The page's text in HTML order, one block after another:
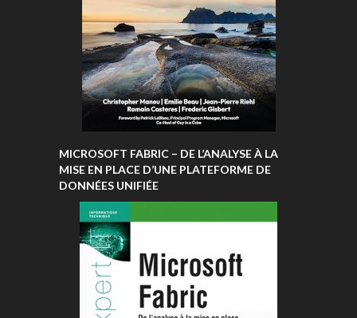
MICROSOFT FABRIC – DE L’ANALYSE À LA
MISE EN PLACE D’UNE PLATEFORME DE
DONNÉES UNIFIÉE